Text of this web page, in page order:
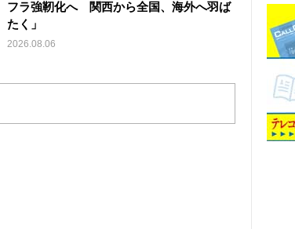
フラ強靭化へ 関西から全国、海外へ羽ば
たく」
2026.08.06